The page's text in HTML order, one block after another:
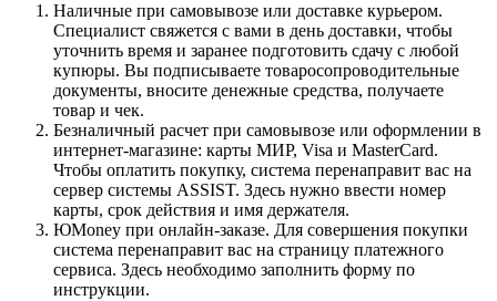
Наличные при самовывозе или доставке курьером.
Специалист свяжется с вами в день доставки, чтобы
уточнить время и заранее подготовить сдачу с любой
купюры. Вы подписываете товаросопроводительные
документы, вносите денежные средства, получаете
товар и чек.
Безналичный расчет при самовывозе или оформлении в
интернет-магазине: карты МИР, Visa и MasterCard.
Чтобы оплатить покупку, система перенаправит вас на
сервер системы ASSIST. Здесь нужно ввести номер
карты, срок действия и имя держателя.
ЮMoney при онлайн-заказе. Для совершения покупки
система перенаправит вас на страницу платежного
сервиса. Здесь необходимо заполнить форму по
инструкции.